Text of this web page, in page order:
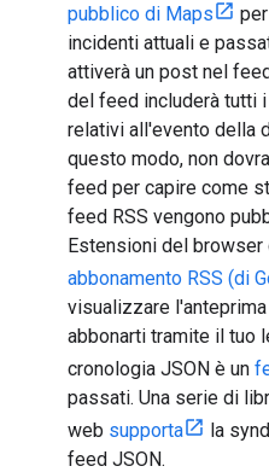
pubblico di Maps
incidenti attuali e
attiverà un post nel
del feed includerà tutti
relativi all'evento della
questo modo, non
feed per capire come
feed RSS vengono
Estensioni del browser
abbonamento RSS (di
visualizzare
abbonarti tramite il tuo
cronologia JSON è un
passati. Una serie di
web supporta
la
feed JSON.